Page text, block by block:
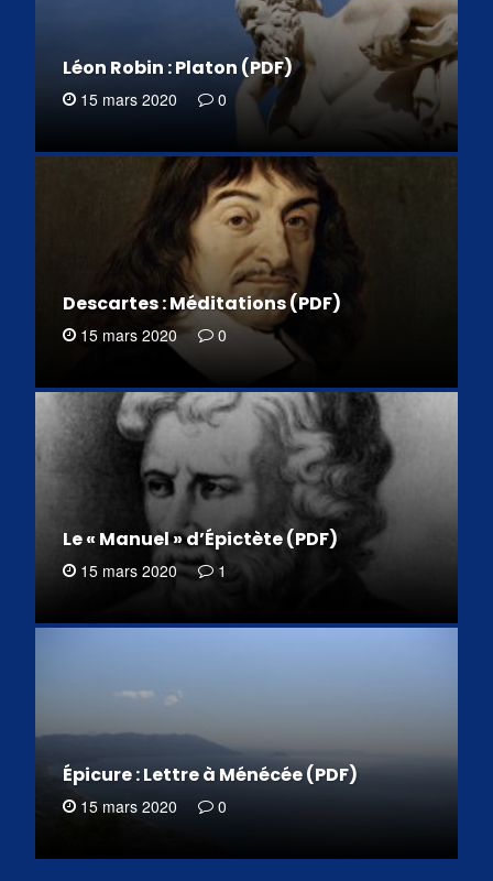
Léon Robin : Platon (PDF)
15 mars 2020 0
Descartes : Méditations (PDF)
15 mars 2020 0
Le « Manuel » d’Épictète (PDF)
15 mars 2020 1
Épicure : Lettre à Ménécée (PDF)
15 mars 2020 0